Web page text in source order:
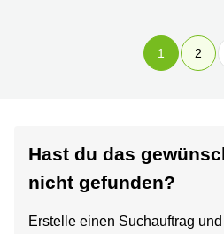
1 2
Hast du das
nicht gefunden?
Erstelle einen Suchauftrag